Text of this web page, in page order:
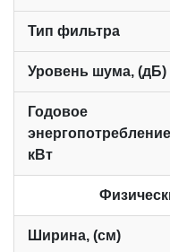
Тип фильтра
Уровень шума, (дБ)
Годовое
кВт
Ширина, (см)